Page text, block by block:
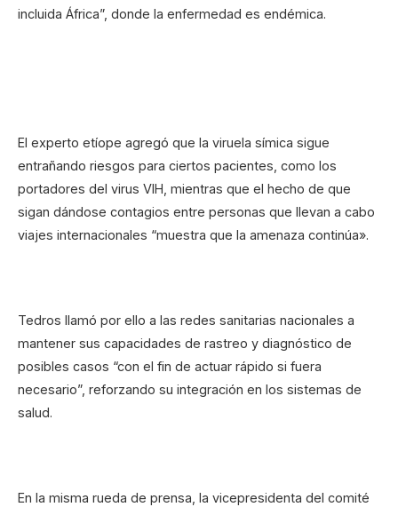
incluida África”, donde la enfermedad es endémica.
El experto etíope agregó que la viruela símica sigue
entrañando riesgos para ciertos pacientes, como los
portadores del virus VIH, mientras que el hecho de que
sigan dándose contagios entre personas que llevan a cabo
viajes internacionales “muestra que la amenaza continúa».
Tedros llamó por ello a las redes sanitarias nacionales a
mantener sus capacidades de rastreo y diagnóstico de
posibles casos “con el fin de actuar rápido si fuera
necesario”, reforzando su integración en los sistemas de
salud.
En la misma rueda de prensa, la vicepresidenta del comité